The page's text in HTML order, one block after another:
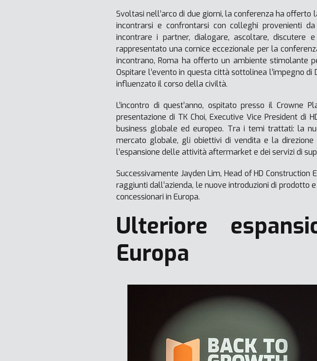
Svoltasi nell’arco di due giorni, la conferenza ha
incontrarsi e confrontarsi con colleghi provenienti
incontrare i partner, dialogare, ascoltare, discutere
rappresentato una cornice eccezionale per la
incontrano, Roma ha offerto un ambiente stimolante
Ospitare l’evento in questa città sottolinea l’impegno
influenzato il corso della civiltà.
L’incontro di quest’anno, ospitato presso il
presentazione di TK Choi, Executive Vice President di
business globale ed europeo. Tra i temi trattati: la
mercato globale, gli obiettivi di vendita e la
l’espansione delle attività aftermarket e dei servizi di
Successivamente Jayden Lim, Head of HD
raggiunti dall’azienda, le nuove introduzioni di
concessionari in Europa.
Ulteriore
Europa